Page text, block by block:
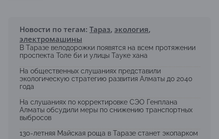
Новости по тегам: Тараз, экология,
электромашины
В Таразе велодорожки появятся на всем протяжении
проспекта Толе би и улицы Тауке хана
На общественных слушаниях представили
экологическую стратегию развития Алматы до 2040
года
На слушаниях по корректировке СЭО Генплана
Алматы обсудили меры по снижению транспортных
выбросов
130-летняя Майская роща в Таразе станет экопарком